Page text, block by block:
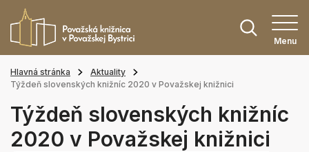
Menu
Hlavná stránka
Aktuality
Týždeň slovenských knižníc 2020 v Považskej knižnici
Týždeň slovenských knižníc
2020 v Považskej knižnici